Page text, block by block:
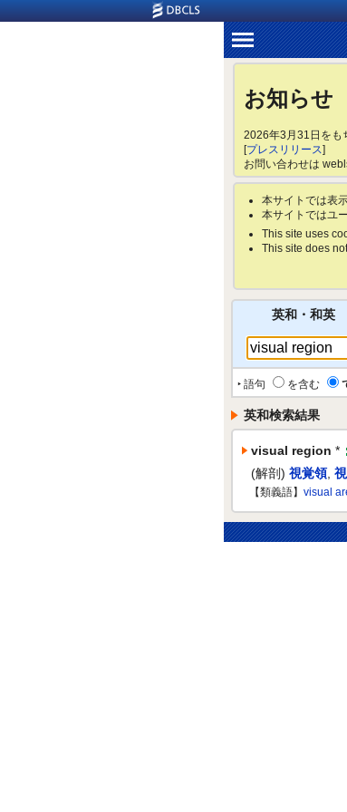
お知らせ
2026年3月31日をも
[プレスリリース]
お問い合わせは
本サイトでは表
本サイトではユ
This site uses
This site does
英和・和英
‣ 語句 を含む
英和検索結果
visual region *
(解剖) 視覚領,
【類義語】 visual